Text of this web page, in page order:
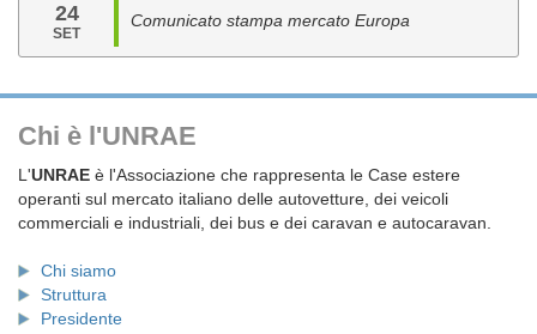
24
SET
Comunicato stampa mercato Europa
Chi è l'UNRAE
L'UNRAE è l'Associazione che rappresenta le Case estere
operanti sul mercato italiano delle autovetture, dei veicoli
commerciali e industriali, dei bus e dei caravan e autocaravan.
Chi siamo
Struttura
Presidente